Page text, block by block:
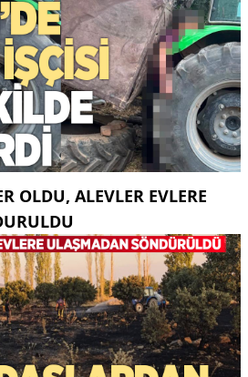
OLDU, ALEVLER EVLERE